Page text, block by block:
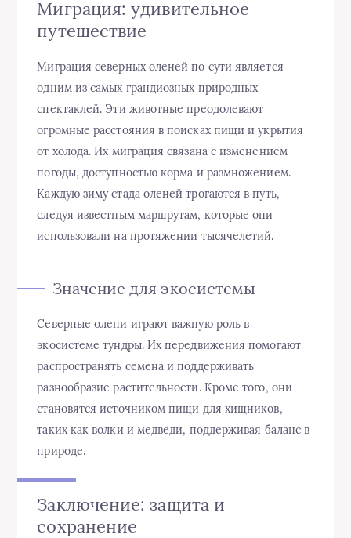
Миграция: удивительное
путешествие
Миграция северных оленей по сути является
одним из самых грандиозных природных
спектаклей. Эти животные преодолевают
огромные расстояния в поисках пищи и укрытия
от холода. Их миграция связана с изменением
погоды, доступностью корма и размножением.
Каждую зиму стада оленей трогаются в путь,
следуя известным маршрутам, которые они
использовали на протяжении тысячелетий.
Значение для экосистемы
Северные олени играют важную роль в
экосистеме тундры. Их передвижения помогают
распространять семена и поддерживать
разнообразие растительности. Кроме того, они
становятся источником пищи для хищников,
таких как волки и медведи, поддерживая баланс в
природе.
Заключение: защита и
сохранение